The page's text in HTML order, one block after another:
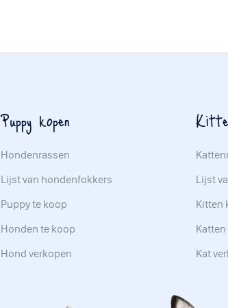
Puppy kopen
Hondenrassen
Lijst van hondenfokkers
Puppy te koop
Honden te koop
Hond verkopen
Lijst
Kitten
Kat